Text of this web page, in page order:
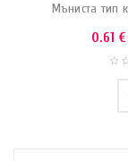
Мъниста тип
0.61 €